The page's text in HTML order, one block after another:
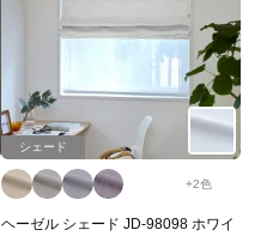
シェード
+2色
ヘーゼル シェード JD-98098 ホワイ